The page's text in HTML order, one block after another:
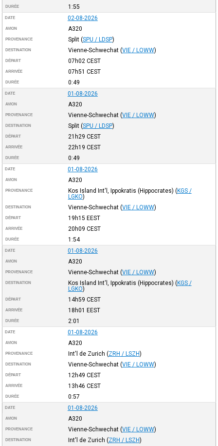
DURÉE 1:55
DATE 02-08-2026
AVION A320
PROVENANCE Split (SPU / LDSP)
DESTINATION Vienne-Schwechat (VIE / LOWW)
DÉPART 07h02 CEST
ARRIVÉE 07h51 CEST
DURÉE 0:49
DATE 01-08-2026
AVION A320
PROVENANCE Vienne-Schwechat (VIE / LOWW)
DESTINATION Split (SPU / LDSP)
DÉPART 21h29 CEST
ARRIVÉE 22h19 CEST
DURÉE 0:49
DATE 01-08-2026
AVION A320
PROVENANCE Kos Island Int'l, Ippokratis (Hippocrates) (KGS /
LGKO)
DESTINATION Vienne-Schwechat (VIE / LOWW)
DÉPART 19h15 EEST
ARRIVÉE 20h09 CEST
DURÉE 1:54
DATE 01-08-2026
AVION A320
PROVENANCE Vienne-Schwechat (VIE / LOWW)
DESTINATION Kos Island Int'l, Ippokratis (Hippocrates) (KGS /
LGKO)
DÉPART 14h59 CEST
ARRIVÉE 18h01 EEST
DURÉE 2:01
DATE 01-08-2026
AVION A320
PROVENANCE Int'l de Zurich (ZRH / LSZH)
DESTINATION Vienne-Schwechat (VIE / LOWW)
DÉPART 12h49 CEST
ARRIVÉE 13h46 CEST
DURÉE 0:57
DATE 01-08-2026
AVION A320
PROVENANCE Vienne-Schwechat (VIE / LOWW)
DESTINATION Int'l de Zurich (ZRH / LSZH)